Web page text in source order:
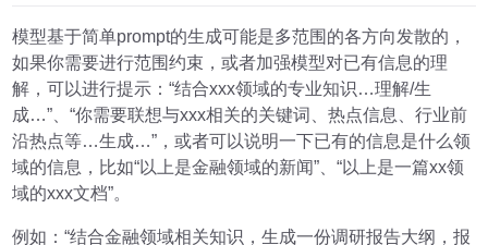
模型基于简单prompt的生成可能是多范围的各方向发散的，
如果你需要进行范围约束，或者加强模型对已有信息的理
解，可以进行提示：“结合xxx领域的专业知识…理解/生
成…”、“你需要联想与xxx相关的关键词、热点信息、行业前
沿热点等…生成…”，或者可以说明一下已有的信息是什么领
域的信息，比如“以上是金融领域的新闻”、“以上是一篇xx领
域的xxx文档”。
例如：“结合金融领域相关知识，生成一份调研报告大纲，报